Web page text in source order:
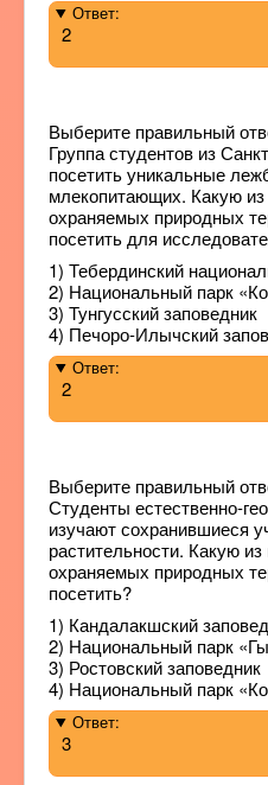
Ответ:
2
Выберите правильный
Группа студентов из
посетить уникальные
млекопитающих. Какую
охраняемых природных
посетить для
1) Тебердинский
2) Национальный парк
3) Тунгусский заповедник
4) Печоро-Илычский
Ответ:
2
Выберите правильный
Студенты естественно-
изучают сохранившиеся
растительности. Какую
охраняемых природных
посетить?
1) Кандалакшский
2) Национальный парк
3) Ростовский заповедник
4) Национальный парк
Ответ:
3